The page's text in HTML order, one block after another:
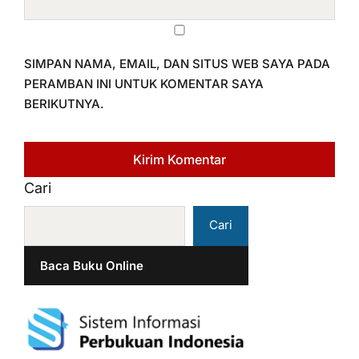
SIMPAN NAMA, EMAIL, DAN SITUS WEB SAYA PADA
PERAMBAN INI UNTUK KOMENTAR SAYA
BERIKUTNYA.
Cari
Cari
Baca Buku Online